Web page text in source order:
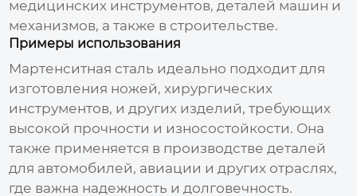
медицинских инструментов, деталей машин и
механизмов, а также в строительстве.
Примеры использования
Мартенситная сталь идеально подходит для
изготовления ножей, хирургических
инструментов, и других изделий, требующих
высокой прочности и износостойкости. Она
также применяется в производстве деталей
для автомобилей, авиации и других отраслях,
где важна надежность и долговечность.